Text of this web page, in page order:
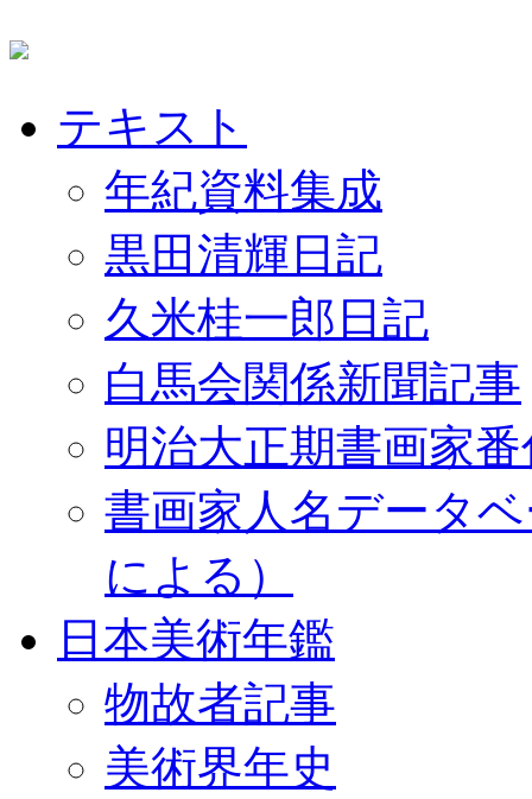
テキスト
年紀資料集成
黒田清輝日記
久米桂一郎日記
白馬会関係新聞記事
明治大正期書画家
書画家人名データ
による）
日本美術年鑑
物故者記事
美術界年史